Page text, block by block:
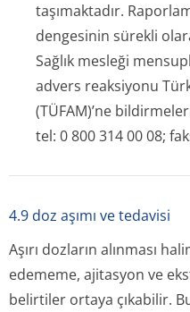
taşımaktadır.
dengesinin sürekli
Sağlık mesleği
advers reaksiyonu
(TÜFAM)’ne
tel: 0 800 314 00 08;
4.9 doz aşımı ve tedavisi
Aşırı dozların alınması
edememe, ajitasyon ve
belirtiler ortaya çıkabilir.